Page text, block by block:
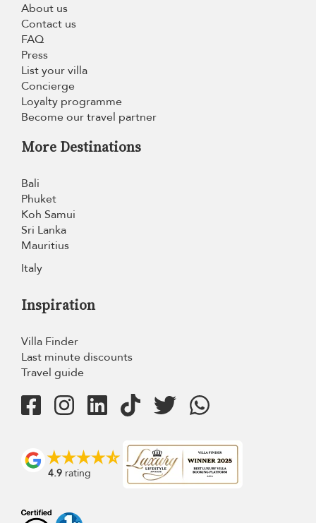
About us
Contact us
FAQ
Press
List your villa
Concierge
Loyalty programme
Become our travel partner
More Destinations
Bali
Phuket
Koh Samui
Sri Lanka
Mauritius
Italy
Inspiration
Villa Finder
Last minute discounts
Travel guide
4.9 rating